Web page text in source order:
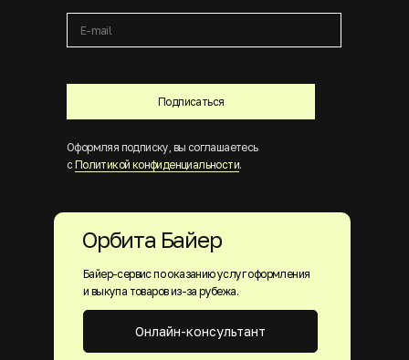
Подписаться
Оформляя подписку, вы соглашаетесь
с Политикой конфиденциальности.
Байер-сервис по оказанию услуг оформления
и выкупа товаров из-за рубежа.
Онлайн-консультант
Орбита Байер